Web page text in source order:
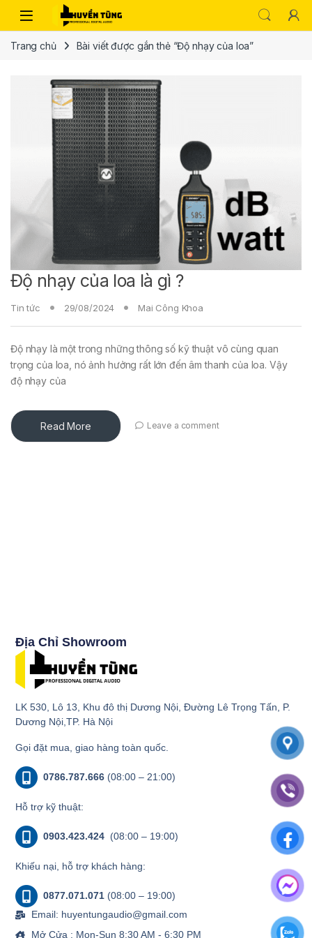
Trang chủ Bài viết được gắn thẻ “Độ nhạy của loa”
Độ nhạy của loa là gì ?
Tin tức 29/08/2024 Mai Công Khoa
Độ nhạy là một trong những thông số kỹ thuật vô cùng quan
trọng của loa, nó ảnh hưởng rất lớn đến âm thanh của loa. Vậy
độ nhạy của
Read More Leave a comment
Địa Chỉ Showroom
LK 530, Lô 13, Khu đô thị Dương Nội, Đường Lê Trọng Tấn, P.
Dương Nội,TP. Hà Nội
Gọi đặt mua, giao hàng toàn quốc.
0786.787.666 (08:00 – 21:00)
Hỗ trợ kỹ thuật:
0903.423.424 (08:00 – 19:00)
Khiếu nại, hỗ trợ khách hàng:
0877.071.071 (08:00 – 19:00)
Email: huyentungaudio@gmail.com
Mở Cửa : Mon-Sun 8:30 AM - 6:30 PM